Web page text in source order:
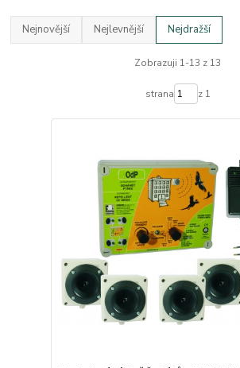
Nejnovější Nejlevnější Nejdražší
Zobrazuji 1-13 z 13
strana z 1